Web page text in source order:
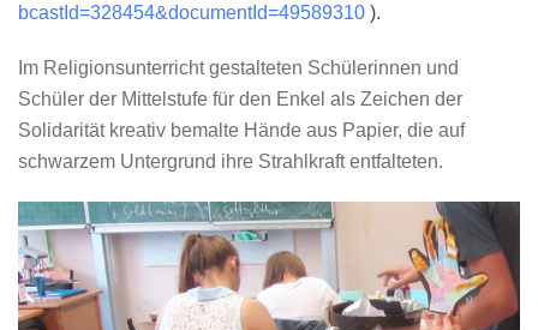
bcastId=328454&documentId=49589310 ).
Im Religionsunterricht gestalteten Schülerinnen und
Schüler der Mittelstufe für den Enkel als Zeichen der
Solidarität kreativ bemalte Hände aus Papier, die auf
schwarzem Untergrund ihre Strahlkraft entfalteten.